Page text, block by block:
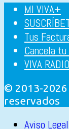
MI VIVA+
Tus
Cancela
VIVA RADIO
© 2013-2026
reservados
Aviso Legal